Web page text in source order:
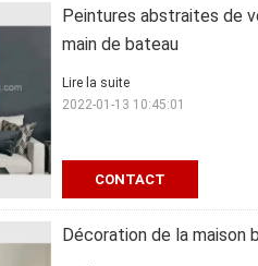
Peintures abstraites de
main de bateau
CONTACT
Lire la suite
2022-01-13 10:45:01
Décoration de la maison